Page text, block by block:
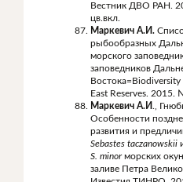
Вестник ДВО РАН.
цв.вкл.
Маркевич А.И.
рыбообразных
морского
заповедников
East Reserves.
Маркевич А.И.,
Особенности
развития и
Sebastes taczanowskii
S.minor морских
заливе Петра